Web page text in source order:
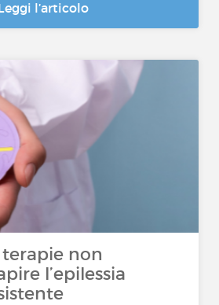
l’articolo
non
l’epilessia